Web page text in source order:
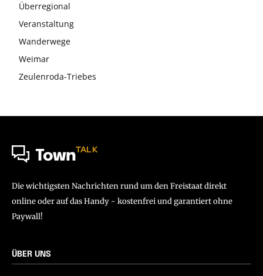
Überregional
Veranstaltung
Wanderwege
Weimar
Zeulenroda-Triebes
TownTALK
Die wichtigsten Nachrichten rund um den Freistaat direkt
online oder auf das Handy - kostenfrei und garantiert ohne
Paywall!
ÜBER UNS